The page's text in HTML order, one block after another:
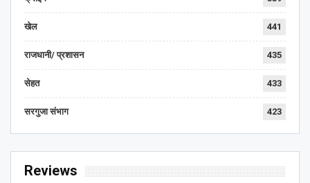
खेल 441
राजधानी/ प्रशासन 435
सेहत 433
सरगुजा संभाग 423
Reviews